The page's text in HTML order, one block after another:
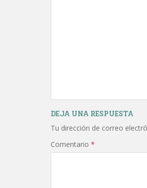
DEJA UNA RESPUESTA
Tu dirección de correo
Comentario *